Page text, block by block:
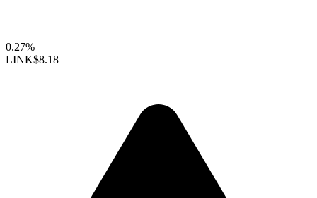
0.27%
LINK$8.18